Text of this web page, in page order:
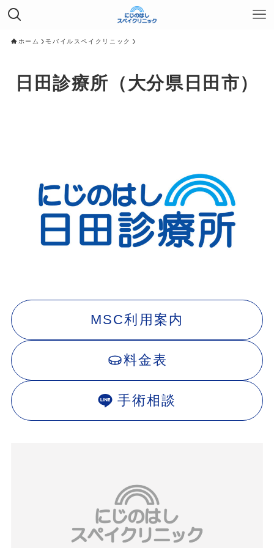
ホーム モバイルスペイクリニック
日田診療所（大分県日田市）
MSC利用案内
料金表
手術相談